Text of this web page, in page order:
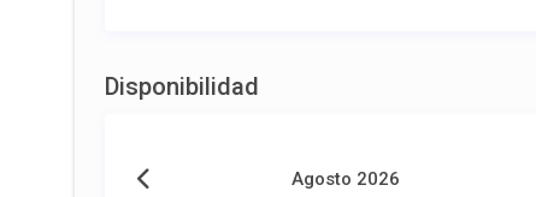
Disponibilidad
Agosto 2026